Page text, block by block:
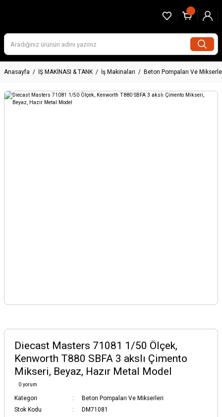
Anasayfa İŞ MAKİNASI & TANK İş Makinaları Beton Pompaları Ve
Diecast Masters 71081 1/50 Ölçek,
Kenworth T880 SBFA 3 akslı Çimento
Mikseri, Beyaz, Hazır Metal Model
0 yorum
Kategori
Beton Pompaları Ve Mikserleri
Stok Kodu
DM71081